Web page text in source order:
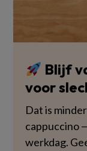
Blijf
voor
Dat is
cappuccino
werkdag.